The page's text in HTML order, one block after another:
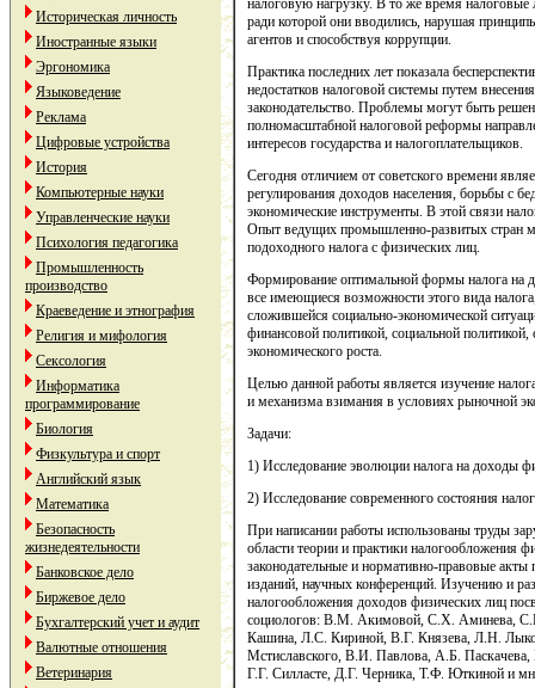
Историческая личность
Иностранные языки
Эргономика
Языковедение
Реклама
Цифровые устройства
История
Компьютерные науки
Управленческие науки
Психология педагогика
Промышленность
производство
Краеведение и этнография
Религия и мифология
Сексология
Информатика
программирование
Биология
Физкультура и спорт
Английский язык
Математика
Безопасность
жизнедеятельности
Банковское дело
Биржевое дело
Бухгалтерский учет и аудит
Валютные отношения
Ветеринария
налоговую нагрузку. В то же время налоговые
ради которой они вводились, нарушая
агентов и способствуя коррупции.
Практика последних лет показала
недостатков налоговой системы путем
законодательство. Проблемы могут быть
полномасштабной налоговой реформы
интересов государства и налогоплательщиков.
Сегодня отличием от советского времени
регулирования доходов населения, борьбы с
экономические инструменты. В этой связи
Опыт ведущих промышленно-развитых стран
подоходного налога с физических лиц.
Формирование оптимальной формы налога на
все имеющиеся возможности этого вида
сложившейся социально-экономической
финансовой политикой, социальной политикой,
экономического роста.
Целью данной работы является изучение
и механизма взимания в условиях рыночной
Задачи:
1) Исследование эволюции налога на доходы
2) Исследование современного состояния
При написании работы использованы труды
области теории и практики налогообложения
законодательные и нормативно-правовые
изданий, научных конференций. Изучению и
налогообложения доходов физических лиц
социологов: В.М. Акимовой, С.Х. Аминева,
Кашина, Л.С. Кириной, В.Г. Князева, Л.Н.
Мстиславского, В.И. Павлова, А.Б.
Г.Г. Силласте, Д.Г. Черника, Т.Ф. Юткиной и